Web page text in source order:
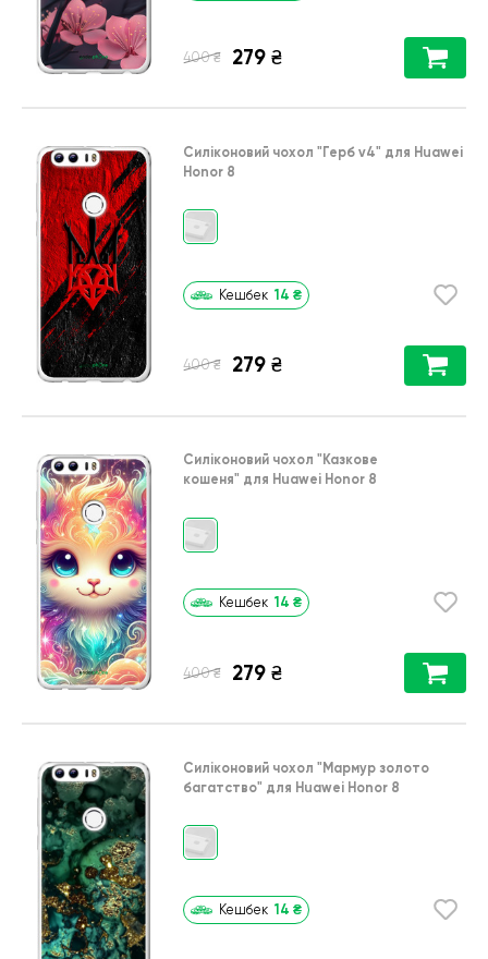
400 ₴ 279 ₴
Силіконовий чохол "Герб v4" для Huawei
Honor 8
Кешбек 14 ₴
400 ₴ 279 ₴
Силіконовий чохол "Казкове
кошеня" для Huawei Honor 8
Кешбек 14 ₴
400 ₴ 279 ₴
Силіконовий чохол "Мармур золото
багатство" для Huawei Honor 8
Кешбек 14 ₴